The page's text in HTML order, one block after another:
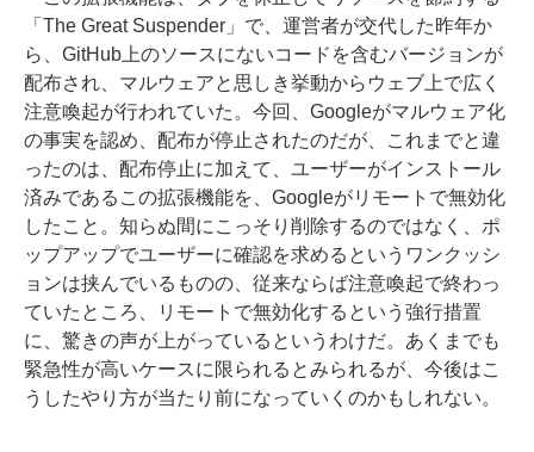
「The Great Suspender」で、運営者が交代した昨年か
ら、GitHub上のソースにないコードを含むバージョンが
配布され、マルウェアと思しき挙動からウェブ上で広く
注意喚起が行われていた。今回、Googleがマルウェア化
の事実を認め、配布が停止されたのだが、これまでと違
ったのは、配布停止に加えて、ユーザーがインストール
済みであるこの拡張機能を、Googleがリモートで無効化
したこと。知らぬ間にこっそり削除するのではなく、ポ
ップアップでユーザーに確認を求めるというワンクッシ
ョンは挟んでいるものの、従来ならば注意喚起で終わっ
ていたところ、リモートで無効化するという強行措置
に、驚きの声が上がっているというわけだ。あくまでも
緊急性が高いケースに限られるとみられるが、今後はこ
うしたやり方が当たり前になっていくのかもしれない。